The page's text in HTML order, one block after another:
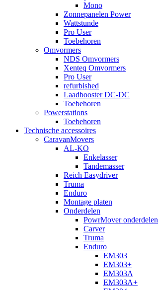
Mono
Zonnepanelen Power
Wattstunde
Pro User
Toebehoren
Omvormers
NDS Omvormers
Xenteq Omvormers
Pro User
refurbished
Laadbooster DC-DC
Toebehoren
Powerstations
Toebehoren
Technische accessoires
CaravanMovers
AL-KO
Enkelasser
Tandemasser
Reich Easydriver
Truma
Enduro
Montage platen
Onderdelen
PowrMover onderdelen
Carver
Truma
Enduro
EM303
EM303+
EM303A
EM303A+